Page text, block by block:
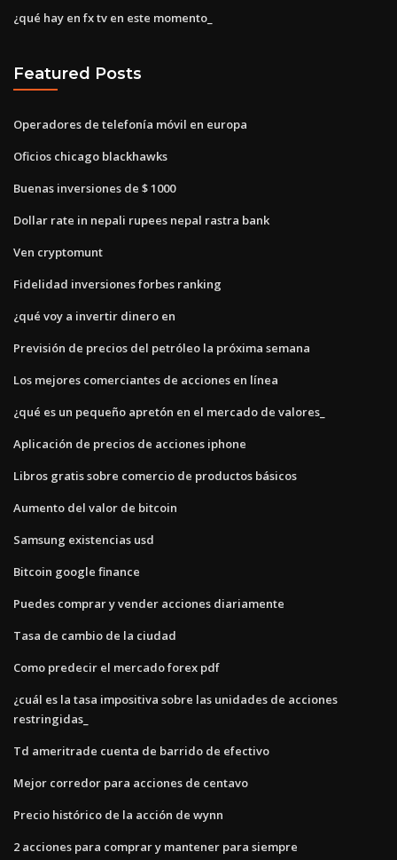
¿qué hay en fx tv en este momento_
Featured Posts
Operadores de telefonía móvil en europa
Oficios chicago blackhawks
Buenas inversiones de $ 1000
Dollar rate in nepali rupees nepal rastra bank
Ven cryptomunt
Fidelidad inversiones forbes ranking
¿qué voy a invertir dinero en
Previsión de precios del petróleo la próxima semana
Los mejores comerciantes de acciones en línea
¿qué es un pequeño apretón en el mercado de valores_
Aplicación de precios de acciones iphone
Libros gratis sobre comercio de productos básicos
Aumento del valor de bitcoin
Samsung existencias usd
Bitcoin google finance
Puedes comprar y vender acciones diariamente
Tasa de cambio de la ciudad
Como predecir el mercado forex pdf
¿cuál es la tasa impositiva sobre las unidades de acciones
restringidas_
Td ameritrade cuenta de barrido de efectivo
Mejor corredor para acciones de centavo
Precio histórico de la acción de wynn
2 acciones para comprar y mantener para siempre